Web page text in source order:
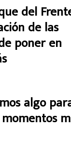
del
de las
poner en
algo